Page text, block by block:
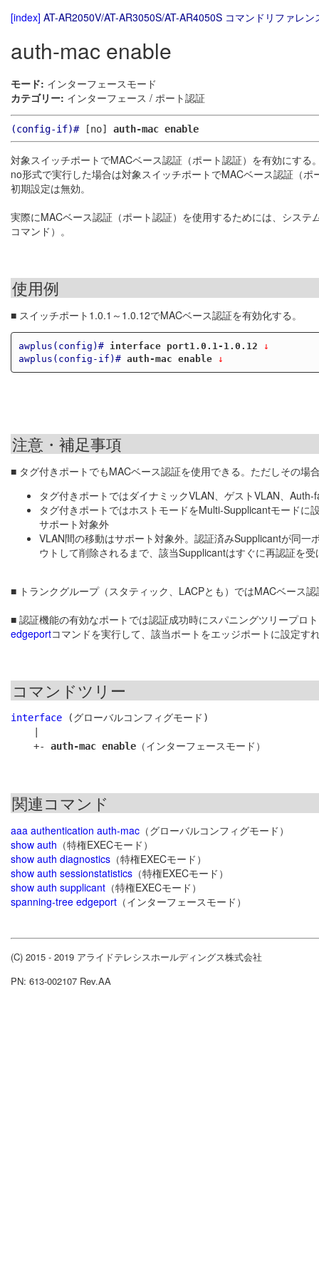
[index] AT-AR2050V/AT-AR3050S/AT-AR4050S コマンドリファレン
auth-mac enable
モード: インターフェースモード
カテゴリー: インターフェース / ポート認証
(config-if)#[no] auth-mac enable
対象スイッチポートでMACベース認証（ポート認証）を有効にする
no形式で実行した場合は対象スイッチポートでMACベース認証（ポ
初期設定は無効。
実際にMACベース認証（ポート認証）を使用するためには、シス
コマンド）。
使用例
■ スイッチポート1.0.1～1.0.12でMACベース認証を有効化する。
awplus(config)# interface port1.0.1-1.0.12 ↓
awplus(config-if)# auth-mac enable ↓
注意・補足事項
■ タグ付きポートでもMACベース認証を使用できる。ただしその場
タグ付きポートではダイナミックVLAN、ゲストVLAN、
タグ付きポートではホストモードをMulti-Supplicantモードに
サポート対象外
VLAN間の移動はサポート対象外。認証済みSupplicantが同
ウトして削除されるまで、該当Supplicantはすぐに再認証を
■ トランクグループ（スタティック、LACPとも）ではMACベース
■ 認証機能の有効なポートでは認証成功時にスパニングツリープロ
edgeportコマンドを実行して、該当ポートをエッジポートに設定す
コマンドツリー
interface (グローバルコンフィグモード)
    +-
auth-mac enable
関連コマンド
aaa authentication auth-mac （グローバルコンフィグモード）
show auth （特権EXECモード）
show auth diagnostics （特権EXECモード）
show auth sessionstatistics （特権EXECモード）
show auth supplicant （特権EXECモード）
spanning-tree edgeport （インターフェースモード）
(C) 2015 - 2019 アライドテレシスホールディングス株式会社
PN: 613-002107 Rev.AA